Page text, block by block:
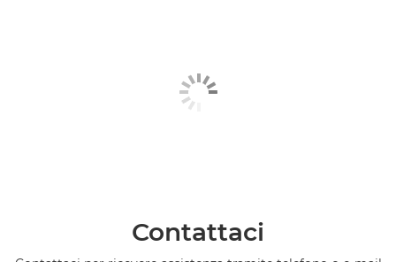
Contattaci